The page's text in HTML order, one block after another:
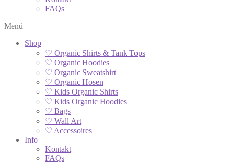
FAQs
Menü
Shop
♡ Organic Shirts & Tank Tops
♡ Organic Hoodies
♡ Organic Sweatshirt
♡ Organic Hosen
♡ Kids Organic Shirts
♡ Kids Organic Hoodies
♡ Bags
♡ Wall Art
♡ Accessoires
Info
Kontakt
FAQs